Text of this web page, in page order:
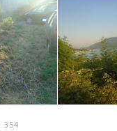
354